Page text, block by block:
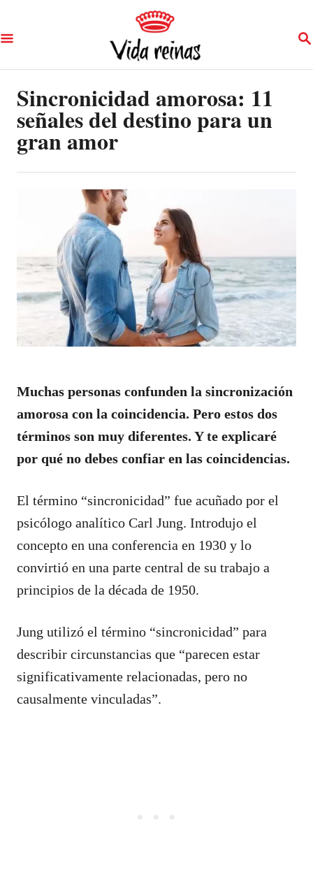
k
i
S
Sincronicidad amorosa: 11
señales del destino para un
gran amor
Muchas personas confunden la sincronización
amorosa con la coincidencia. Pero estos dos
términos son muy diferentes. Y te explicaré
por qué no debes confiar en las coincidencias.
El término “sincronicidad” fue acuñado por el
psicólogo analítico Carl Jung. Introdujo el
concepto en una conferencia en 1930 y lo
convirtió en una parte central de su trabajo a
principios de la década de 1950.
Jung utilizó el término “sincronicidad” para
describir circunstancias que “parecen estar
significativamente relacionadas, pero no
causalmente vinculadas”.